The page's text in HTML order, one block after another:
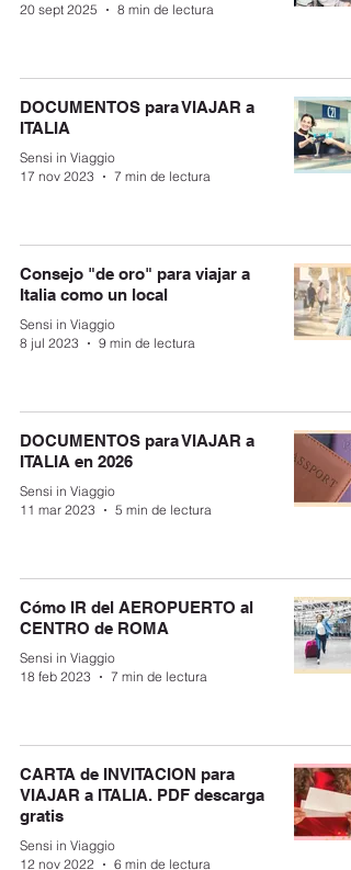
20 sept 2025
8 min de lectura
DOCUMENTOS para VIAJAR a
ITALIA
Sensi in Viaggio
17 nov 2023
7 min de lectura
Consejo "de oro" para viajar a
Italia como un local
Sensi in Viaggio
8 jul 2023
9 min de lectura
DOCUMENTOS para VIAJAR a
ITALIA en 2026
Sensi in Viaggio
11 mar 2023
5 min de lectura
Cómo IR del AEROPUERTO al
CENTRO de ROMA
Sensi in Viaggio
18 feb 2023
7 min de lectura
CARTA de INVITACION para
VIAJAR a ITALIA. PDF descarga
gratis
Sensi in Viaggio
12 nov 2022
6 min de lectura